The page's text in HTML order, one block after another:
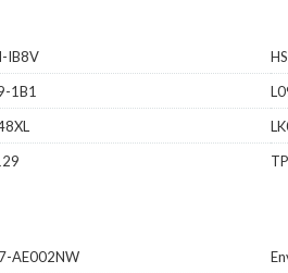
IB8V
1B1
AE002NW